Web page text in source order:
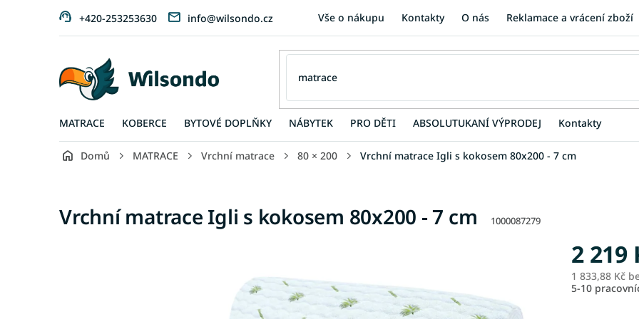
+420-253253630 info@wilsondo.cz Vše o nákupu Kontakty O nás Reklamace a vrácení zboží
MATRACE KOBERCE BYTOVÉ DOPLŇKY NÁBYTEK PRO DĚTI ABSOLUTUKANÍ VÝPRODEJ Kontakty
Domů MATRACE Vrchní matrace 80 × 200 Vrchní matrace Igli s kokosem 80x200 - 7 cm
Vrchní matrace Igli s kokosem 80x200 - 7 cm 1000087279
2 219
1 833,88 Kč
5-10